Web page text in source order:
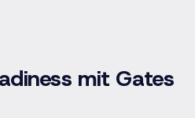
mit Gates